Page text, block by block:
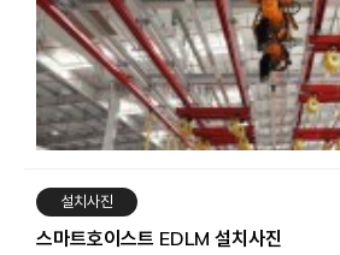
설치사진
스마트호이스트 EDLM 설치사진